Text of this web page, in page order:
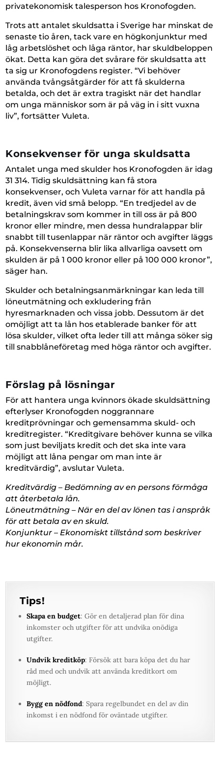
privatekonomisk talesperson hos Kronofogden.
Trots att antalet skuldsatta i Sverige har minskat de
senaste tio åren, tack vare en högkonjunktur med
låg arbetslöshet och låga räntor, har skuldbeloppen
ökat. Detta kan göra det svårare för skuldsatta att
ta sig ur Kronofogdens register. “Vi behöver
använda tvångsåtgärder för att få skulderna
betalda, och det är extra tragiskt när det handlar
om unga människor som är på väg in i sitt vuxna
liv”, fortsätter Vuleta.
Konsekvenser för unga skuldsatta
Antalet unga med skulder hos Kronofogden är idag
31 314. Tidig skuldsättning kan få stora
konsekvenser, och Vuleta varnar för att handla på
kredit, även vid små belopp. “En tredjedel av de
betalningskrav som kommer in till oss är på 800
kronor eller mindre, men dessa hundralappar blir
snabbt till tusenlappar när räntor och avgifter läggs
på. Konsekvenserna blir lika allvarliga oavsett om
skulden är på 1 000 kronor eller på 100 000 kronor”,
säger han.
Skulder och betalningsanmärkningar kan leda till
löneutmätning och exkludering från
hyresmarknaden och vissa jobb. Dessutom är det
omöjligt att ta lån hos etablerade banker för att
lösa skulder, vilket ofta leder till att många söker sig
till snabblåneföretag med höga räntor och avgifter.
Förslag på lösningar
För att hantera unga kvinnors ökade skuldsättning
efterlyser Kronofogden noggrannare
kreditprövningar och gemensamma skuld- och
kreditregister. “Kreditgivare behöver kunna se vilka
som just beviljats kredit och det ska inte vara
möjligt att låna pengar om man inte är
kreditvärdig”, avslutar Vuleta.
Kreditvärdig – Bedömning av en persons förmåga
att återbetala lån.
Löneutmätning – När en del av lönen tas i anspråk
för att betala av en skuld.
Konjunktur – Ekonomiskt tillstånd som beskriver
hur ekonomin mår.
Tips!
Skapa en budget: Gör en detaljerad plan för dina
inkomster och utgifter för att undvika onödiga
utgifter.
Undvik kreditköp: Försök att bara köpa det du har
råd med och undvik att använda kreditkort om
möjligt.
Bygg en nödfond: Spara regelbundet en del av din
inkomst i en nödfond för oväntade utgifter.